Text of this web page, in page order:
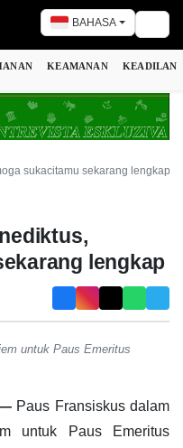
BAHASA
KEAMANAN KEADILAN
sukacitamu sekarang lengkap
lengkap
untuk Paus Emeritus
Paus Fransiskus dalam
untuk Paus Emeritus